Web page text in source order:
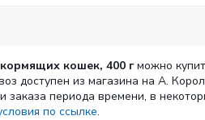
кошек, 400 гможно
доступен из магазина на А.
заказа периода времени, в
по ссылке.